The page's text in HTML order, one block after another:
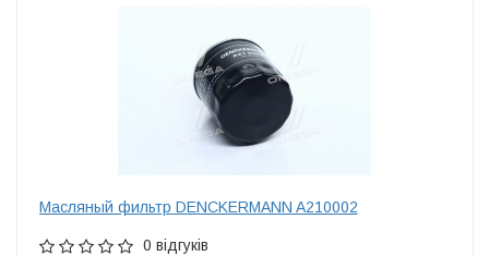
Масляный фильтр DENCKERMANN A210002
0 відгуків